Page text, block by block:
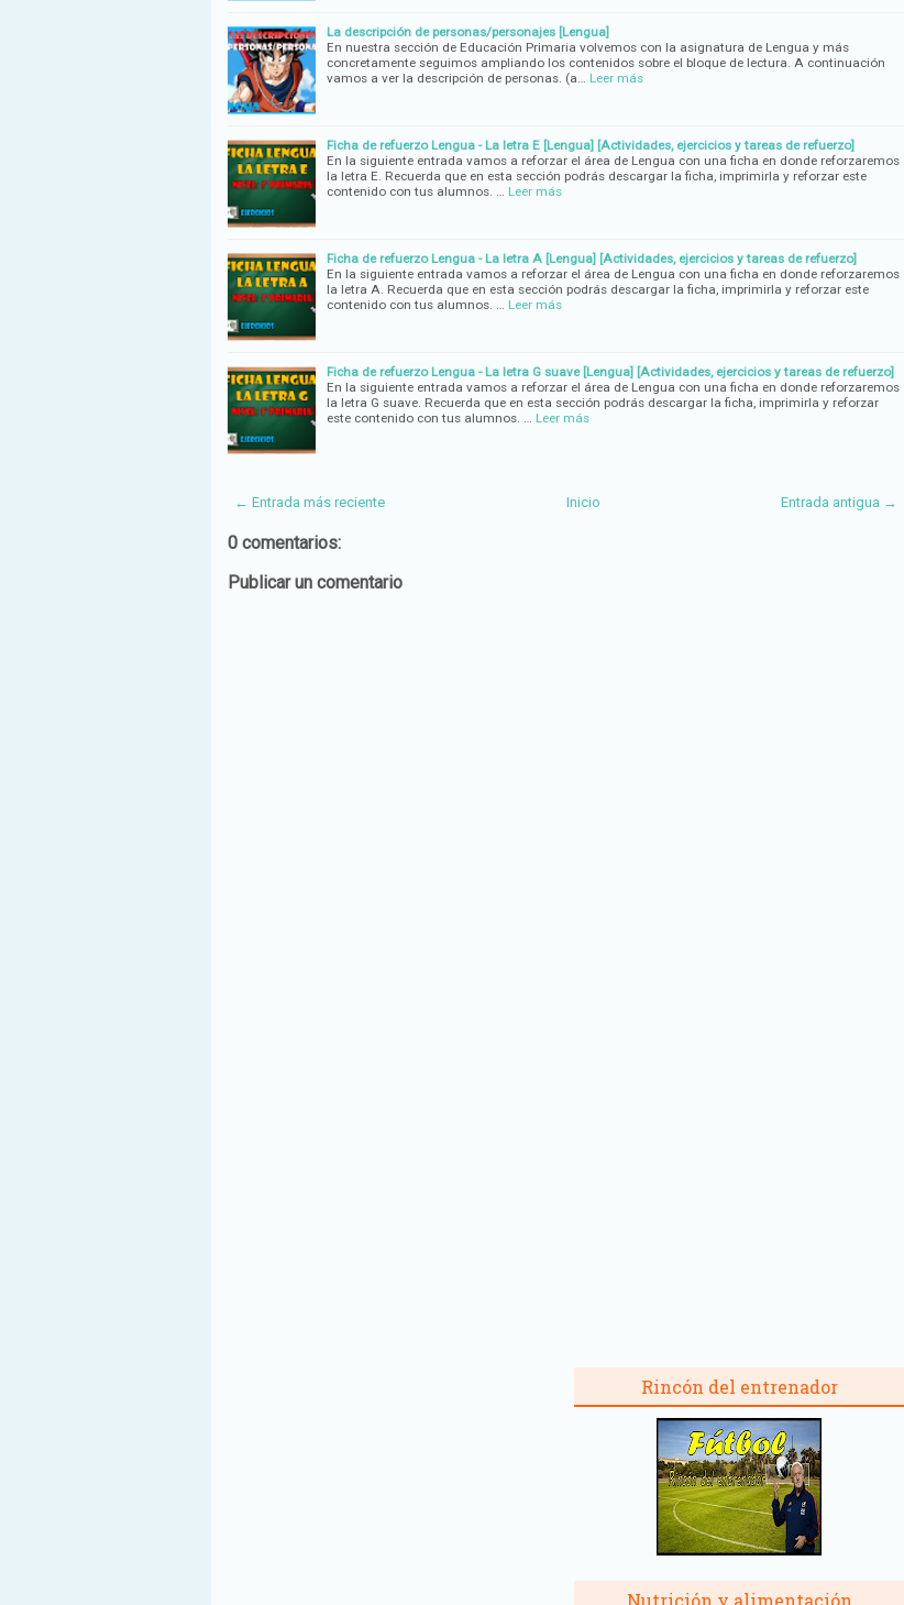
La descripción de personas/personajes [Lengua]
En nuestra sección de Educación Primaria volvemos con la asignatura de Lengua y más
concretamente seguimos ampliando los contenidos sobre el bloque de lectura. A continuación
vamos a ver la descripción de personas. (a… Leer más
Ficha de refuerzo Lengua - La letra E [Lengua] [Actividades, ejercicios y tareas de refuerzo]
En la siguiente entrada vamos a reforzar el área de Lengua con una ficha en donde reforzaremos
la letra E. Recuerda que en esta sección podrás descargar la ficha, imprimirla y reforzar este
contenido con tus alumnos. … Leer más
Ficha de refuerzo Lengua - La letra A [Lengua] [Actividades, ejercicios y tareas de refuerzo]
En la siguiente entrada vamos a reforzar el área de Lengua con una ficha en donde reforzaremos
la letra A. Recuerda que en esta sección podrás descargar la ficha, imprimirla y reforzar este
contenido con tus alumnos. … Leer más
Ficha de refuerzo Lengua - La letra G suave [Lengua] [Actividades, ejercicios y tareas de refuerzo]
En la siguiente entrada vamos a reforzar el área de Lengua con una ficha en donde reforzaremos
la letra G suave. Recuerda que en esta sección podrás descargar la ficha, imprimirla y reforzar
este contenido con tus alumnos. … Leer más
← Entrada más reciente Entrada antigua →
Inicio
0 comentarios:
Publicar un comentario
Rincón del entrenador
Nutrición y alimentación